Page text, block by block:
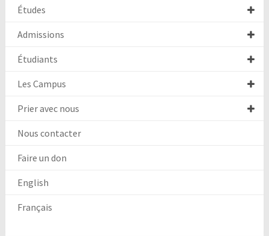
Études
Admissions
Étudiants
Les Campus
Prier avec nous
Nous contacter
Faire un don
English
Français